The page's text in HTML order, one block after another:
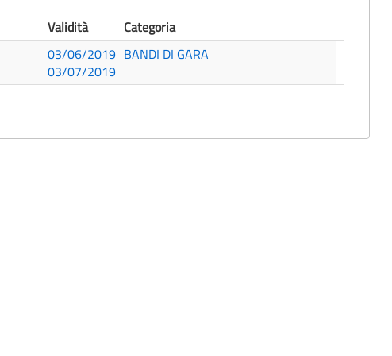
Validità
Categoria
03/06/2019
03/07/2019
BANDI DI GARA